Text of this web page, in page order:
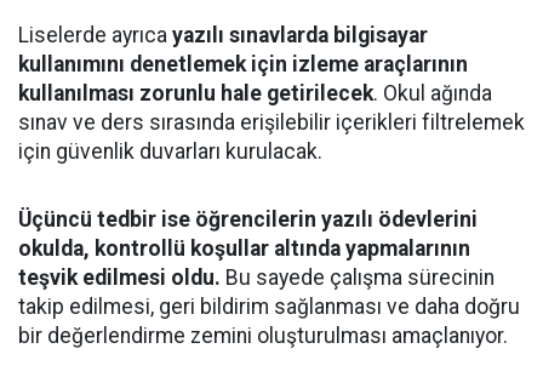
Liselerde ayrıca yazılı sınavlarda bilgisayar
kullanımını denetlemek için izleme araçlarının
kullanılması zorunlu hale getirilecek. Okul ağında
sınav ve ders sırasında erişilebilir içerikleri filtrelemek
için güvenlik duvarları kurulacak.
Üçüncü tedbir ise öğrencilerin yazılı ödevlerini
okulda, kontrollü koşullar altında yapmalarının
teşvik edilmesi oldu. Bu sayede çalışma sürecinin
takip edilmesi, geri bildirim sağlanması ve daha doğru
bir değerlendirme zemini oluşturulması amaçlanıyor.